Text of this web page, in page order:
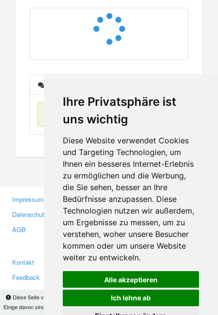
Ihre Privatsphäre ist
uns wichtig
Diese Website verwendet Cookies
und Targeting Technologien, um
Ihnen ein besseres Internet-Erlebnis
zu ermöglichen und die Werbung,
die Sie sehen, besser an Ihre
Bedürfnisse anzupassen. Diese
Technologien nutzen wir außerdem,
um Ergebnisse zu messen, um zu
verstehen, woher unsere Besucher
kommen oder um unsere Website
weiter zu entwickeln.
Alle akzeptieren
Ich lehne ab
Diese Seite verwendet Cookies, um Informationen auf Ihrem Computer zu speichern.
Einige davon sind notwendig, damit unsere Seite funktioniert, andere helfen uns dabei, das
Keine Einträge
Impressum
Datenschutzerklärung
AGB
Gewerbetreibende
Investoren
Medien
Kontakt
Feedback
Facebook
Twitter
YouTube
Google+